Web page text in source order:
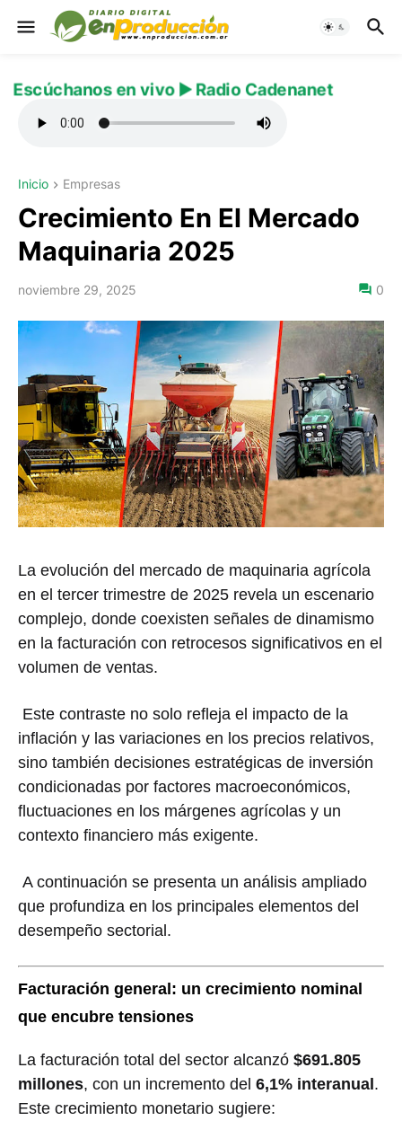
Escúchanos en vivo ▶️ Radio Cadenanet
Inicio Empresas
Crecimiento En El Mercado
Maquinaria 2025
noviembre 29, 2025 0
La evolución del mercado de maquinaria agrícola
en el tercer trimestre de 2025 revela un escenario
complejo, donde coexisten señales de dinamismo
en la facturación con retrocesos significativos en el
volumen de ventas.
Este contraste no solo refleja el impacto de la
inflación y las variaciones en los precios relativos,
sino también decisiones estratégicas de inversión
condicionadas por factores macroeconómicos,
fluctuaciones en los márgenes agrícolas y un
contexto financiero más exigente.
A continuación se presenta un análisis ampliado
que profundiza en los principales elementos del
desempeño sectorial.
Facturación general: un crecimiento nominal
que encubre tensiones
La facturación total del sector alcanzó $691.805
millones, con un incremento del 6,1% interanual .
Este crecimiento monetario sugiere: